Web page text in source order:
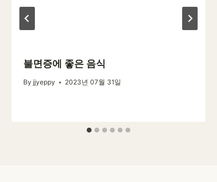
불면증에 좋은 음식
By jjyeppy 2023년 07월 31일